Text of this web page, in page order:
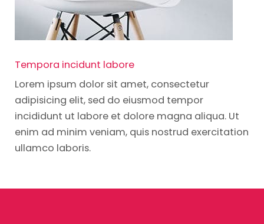
Tempora incidunt labore
Lorem ipsum dolor sit amet, consectetur
adipisicing elit, sed do eiusmod tempor
incididunt ut labore et dolore magna aliqua. Ut
enim ad minim veniam, quis nostrud exercitation
ullamco laboris.